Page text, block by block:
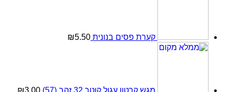
קערת פסים בנונית ₪5.50